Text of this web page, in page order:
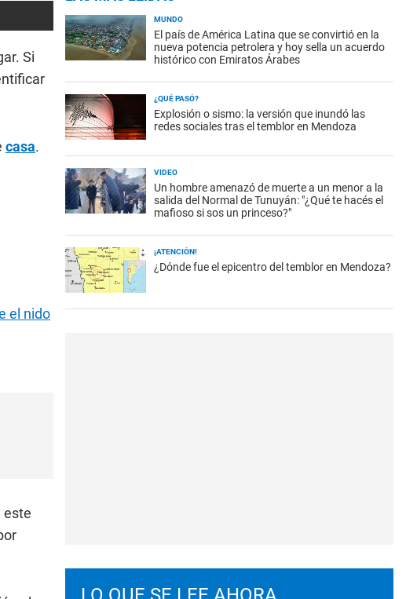
Si
casa.
el nido
este
MUNDO
El país de América Latina que se convirtió en la
nueva potencia petrolera y hoy sella un acuerdo
histórico con Emiratos Árabes
¿QUÉ PASÓ?
Explosión o sismo: la versión que inundó las
redes sociales tras el temblor en Mendoza
VIDEO
Un hombre amenazó de muerte a un menor a la
salida del Normal de Tunuyán: "¿Qué te hacés el
mafioso si sos un princeso?"
¡ATENCIÓN!
¿Dónde fue el epicentro del temblor en Mendoza?